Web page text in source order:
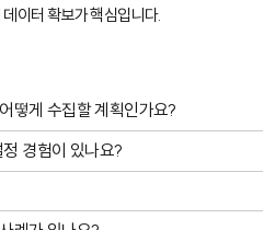
이터 확보가 핵심입니다.
떻게 수집할 계획인가요?
경험이 있나요?